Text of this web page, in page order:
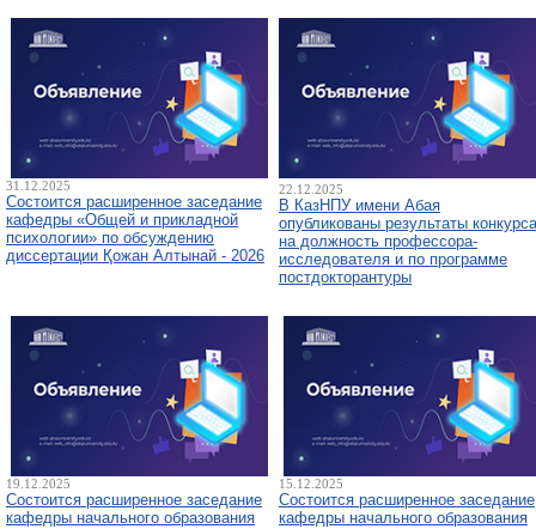
31.12.2025
Состоится расширенное заседание
кафедры «Общей и прикладной
психологии» по обсуждению
диссертации Қожан Алтынай - 2026
22.12.2025
В КазНПУ имени Абая
опубликованы результаты конкурса
на должность профессора-
исследователя и по программе
постдокторантуры
19.12.2025
Состоится расширенное заседание
кафедры начального образования
15.12.2025
Состоится расширенное заседание
кафедры начального образования